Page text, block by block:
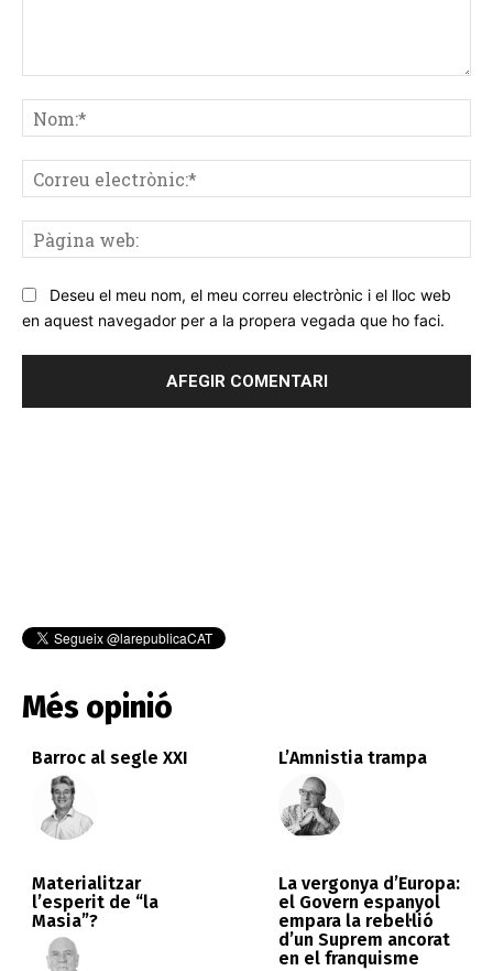
Deseu el meu nom, el meu correu electrònic i el lloc web
en aquest navegador per a la propera vegada que ho faci.
Més opinió
Barroc al segle XXI L’Amnistia trampa
Materialitzar
l’esperit de “la
Masia”?
La vergonya d’Europa:
el Govern espanyol
empara la rebel·lió
d’un Suprem ancorat
en el franquisme